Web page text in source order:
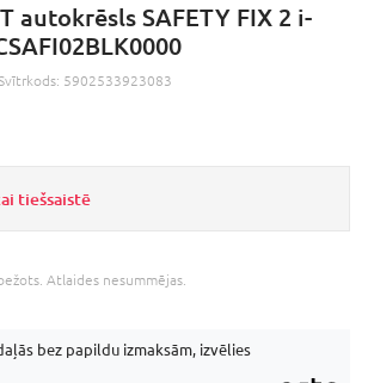
autokrēsls SAFETY FIX 2 i-
Svītrkods: 5902533923083
tiešsaistē
Atlaides nesummējas.
bez papildu izmaksām, izvēlies